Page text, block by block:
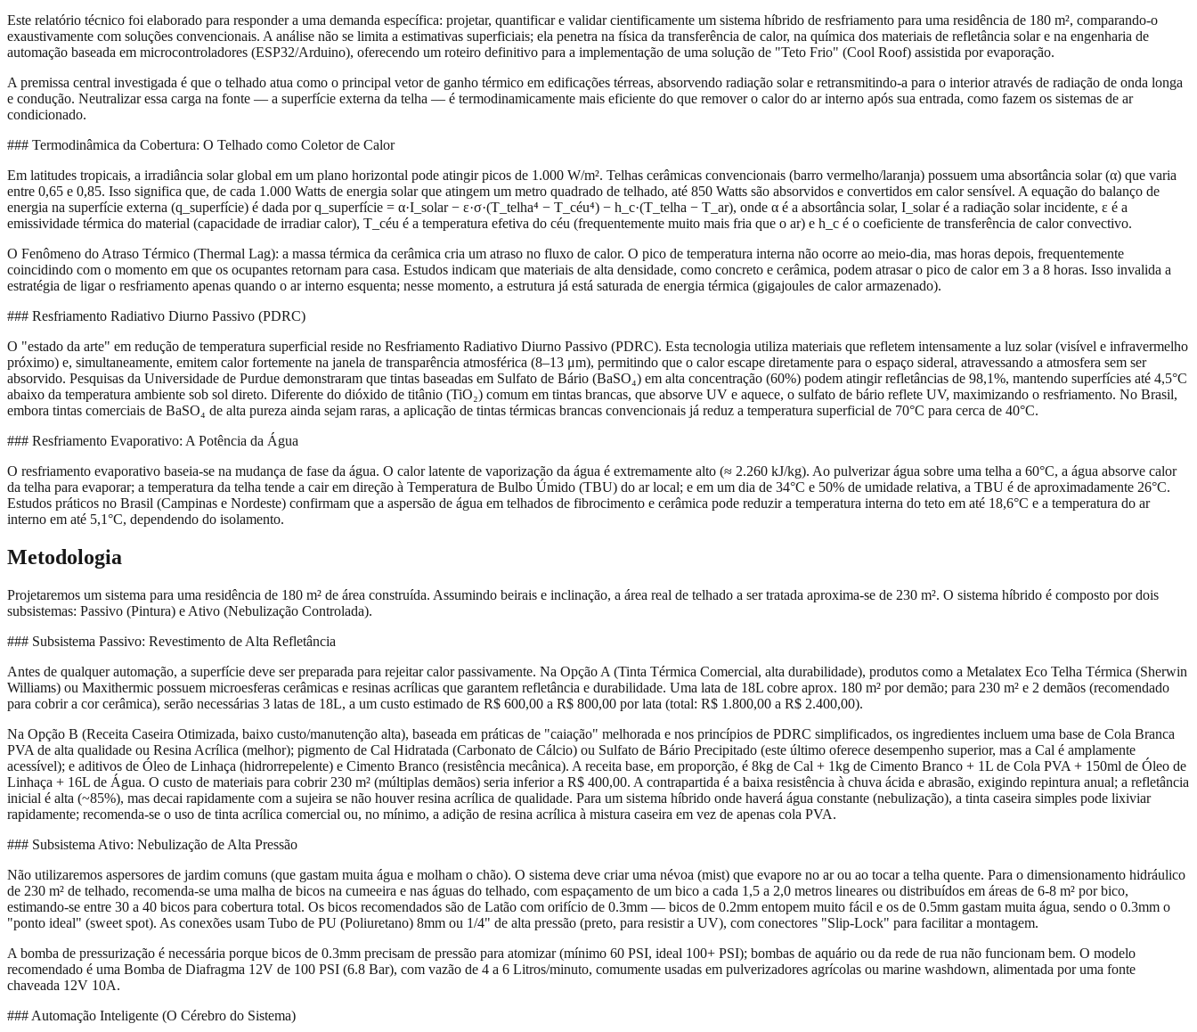
Este relatório técnico foi elaborado para responder a uma demanda específica: projetar, quantificar e validar cientificamente um sistema híbrido de resfriamento para uma residência de 180 m², comparando-o
exaustivamente com soluções convencionais. A análise não se limita a estimativas superficiais; ela penetra na física da transferência de calor, na química dos materiais de refletância solar e na engenharia de
automação baseada em microcontroladores (ESP32/Arduino), oferecendo um roteiro definitivo para a implementação de uma solução de "Teto Frio" (Cool Roof) assistida por evaporação.
A premissa central investigada é que o telhado atua como o principal vetor de ganho térmico em edificações térreas, absorvendo radiação solar e retransmitindo-a para o interior através de radiação de onda longa
e condução. Neutralizar essa carga na fonte — a superfície externa da telha — é termodinamicamente mais eficiente do que remover o calor do ar interno após sua entrada, como fazem os sistemas de ar
condicionado.
### Termodinâmica da Cobertura: O Telhado como Coletor de Calor
Em latitudes tropicais, a irradiância solar global em um plano horizontal pode atingir picos de 1.000 W/m². Telhas cerâmicas convencionais (barro vermelho/laranja) possuem uma absortância solar (α) que varia
entre 0,65 e 0,85. Isso significa que, de cada 1.000 Watts de energia solar que atingem um metro quadrado de telhado, até 850 Watts são absorvidos e convertidos em calor sensível. A equação do balanço de
energia na superfície externa (q_superfície) é dada por q_superfície = α·I_solar − ε·σ·(T_telha⁴ − T_céu⁴) − h_c·(T_telha − T_ar), onde α é a absortância solar, I_solar é a radiação solar incidente, ε é a
emissividade térmica do material (capacidade de irradiar calor), T_céu é a temperatura efetiva do céu (frequentemente muito mais fria que o ar) e h_c é o coeficiente de transferência de calor convectivo.
O Fenômeno do Atraso Térmico (Thermal Lag): a massa térmica da cerâmica cria um atraso no fluxo de calor. O pico de temperatura interna não ocorre ao meio-dia, mas horas depois, frequentemente
coincidindo com o momento em que os ocupantes retornam para casa. Estudos indicam que materiais de alta densidade, como concreto e cerâmica, podem atrasar o pico de calor em 3 a 8 horas. Isso invalida a
estratégia de ligar o resfriamento apenas quando o ar interno esquenta; nesse momento, a estrutura já está saturada de energia térmica (gigajoules de calor armazenado).
### Resfriamento Radiativo Diurno Passivo (PDRC)
O "estado da arte" em redução de temperatura superficial reside no Resfriamento Radiativo Diurno Passivo (PDRC). Esta tecnologia utiliza materiais que refletem intensamente a luz solar (visível e infravermelho
próximo) e, simultaneamente, emitem calor fortemente na janela de transparência atmosférica (8–13 μm), permitindo que o calor escape diretamente para o espaço sideral, atravessando a atmosfera sem ser
absorvido. Pesquisas da Universidade de Purdue demonstraram que tintas baseadas em Sulfato de Bário (BaSO₄) em alta concentração (60%) podem atingir refletâncias de 98,1%, mantendo superfícies até 4,5°C
abaixo da temperatura ambiente sob sol direto. Diferente do dióxido de titânio (TiO₂) comum em tintas brancas, que absorve UV e aquece, o sulfato de bário reflete UV, maximizando o resfriamento. No Brasil,
embora tintas comerciais de BaSO₄ de alta pureza ainda sejam raras, a aplicação de tintas térmicas brancas convencionais já reduz a temperatura superficial de 70°C para cerca de 40°C.
### Resfriamento Evaporativo: A Potência da Água
O resfriamento evaporativo baseia-se na mudança de fase da água. O calor latente de vaporização da água é extremamente alto (≈ 2.260 kJ/kg). Ao pulverizar água sobre uma telha a 60°C, a água absorve calor
da telha para evaporar; a temperatura da telha tende a cair em direção à Temperatura de Bulbo Úmido (TBU) do ar local; e em um dia de 34°C e 50% de umidade relativa, a TBU é de aproximadamente 26°C.
Estudos práticos no Brasil (Campinas e Nordeste) confirmam que a aspersão de água em telhados de fibrocimento e cerâmica pode reduzir a temperatura interna do teto em até 18,6°C e a temperatura do ar
interno em até 5,1°C, dependendo do isolamento.
Metodologia
Projetaremos um sistema para uma residência de 180 m² de área construída. Assumindo beirais e inclinação, a área real de telhado a ser tratada aproxima-se de 230 m². O sistema híbrido é composto por dois
subsistemas: Passivo (Pintura) e Ativo (Nebulização Controlada).
### Subsistema Passivo: Revestimento de Alta Refletância
Antes de qualquer automação, a superfície deve ser preparada para rejeitar calor passivamente. Na Opção A (Tinta Térmica Comercial, alta durabilidade), produtos como a Metalatex Eco Telha Térmica (Sherwin
Williams) ou Maxithermic possuem microesferas cerâmicas e resinas acrílicas que garantem refletância e durabilidade. Uma lata de 18L cobre aprox. 180 m² por demão; para 230 m² e 2 demãos (recomendado
para cobrir a cor cerâmica), serão necessárias 3 latas de 18L, a um custo estimado de R$ 600,00 a R$ 800,00 por lata (total: R$ 1.800,00 a R$ 2.400,00).
Na Opção B (Receita Caseira Otimizada, baixo custo/manutenção alta), baseada em práticas de "caiação" melhorada e nos princípios de PDRC simplificados, os ingredientes incluem uma base de Cola Branca
PVA de alta qualidade ou Resina Acrílica (melhor); pigmento de Cal Hidratada (Carbonato de Cálcio) ou Sulfato de Bário Precipitado (este último oferece desempenho superior, mas a Cal é amplamente
acessível); e aditivos de Óleo de Linhaça (hidrorrepelente) e Cimento Branco (resistência mecânica). A receita base, em proporção, é 8kg de Cal + 1kg de Cimento Branco + 1L de Cola PVA + 150ml de Óleo de
Linhaça + 16L de Água. O custo de materiais para cobrir 230 m² (múltiplas demãos) seria inferior a R$ 400,00. A contrapartida é a baixa resistência à chuva ácida e abrasão, exigindo repintura anual; a refletância
inicial é alta (~85%), mas decai rapidamente com a sujeira se não houver resina acrílica de qualidade. Para um sistema híbrido onde haverá água constante (nebulização), a tinta caseira simples pode lixiviar
rapidamente; recomenda-se o uso de tinta acrílica comercial ou, no mínimo, a adição de resina acrílica à mistura caseira em vez de apenas cola PVA.
### Subsistema Ativo: Nebulização de Alta Pressão
Não utilizaremos aspersores de jardim comuns (que gastam muita água e molham o chão). O sistema deve criar uma névoa (mist) que evapore no ar ou ao tocar a telha quente. Para o dimensionamento hidráulico
de 230 m² de telhado, recomenda-se uma malha de bicos na cumeeira e nas águas do telhado, com espaçamento de um bico a cada 1,5 a 2,0 metros lineares ou distribuídos em áreas de 6-8 m² por bico,
estimando-se entre 30 a 40 bicos para cobertura total. Os bicos recomendados são de Latão com orifício de 0.3mm — bicos de 0.2mm entopem muito fácil e os de 0.5mm gastam muita água, sendo o 0.3mm o
"ponto ideal" (sweet spot). As conexões usam Tubo de PU (Poliuretano) 8mm ou 1/4" de alta pressão (preto, para resistir a UV), com conectores "Slip-Lock" para facilitar a montagem.
A bomba de pressurização é necessária porque bicos de 0.3mm precisam de pressão para atomizar (mínimo 60 PSI, ideal 100+ PSI); bombas de aquário ou da rede de rua não funcionam bem. O modelo
recomendado é uma Bomba de Diafragma 12V de 100 PSI (6.8 Bar), com vazão de 4 a 6 Litros/minuto, comumente usadas em pulverizadores agrícolas ou marine washdown, alimentada por uma fonte
chaveada 12V 10A.
### Automação Inteligente (O Cérebro do Sistema)